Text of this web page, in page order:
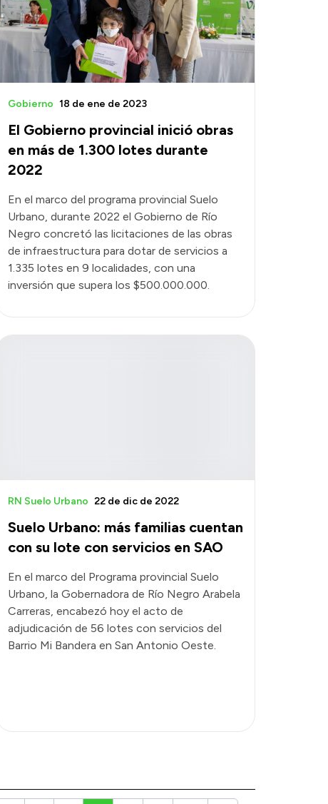
El Gobierno provincial inició obras
en más de 1.300 lotes durante
2022
Gobierno 18 de ene de 2023
En el marco del programa provincial Suelo
Urbano, durante 2022 el Gobierno de Río
Negro concretó las licitaciones de las obras
de infraestructura para dotar de servicios a
1.335 lotes en 9 localidades, con una
inversión que supera los $500.000.000.
Suelo Urbano: más familias cuentan
con su lote con servicios en SAO
RN Suelo Urbano 22 de dic de 2022
En el marco del Programa provincial Suelo
Urbano, la Gobernadora de Río Negro Arabela
Carreras, encabezó hoy el acto de
adjudicación de 56 lotes con servicios del
Barrio Mi Bandera en San Antonio Oeste.